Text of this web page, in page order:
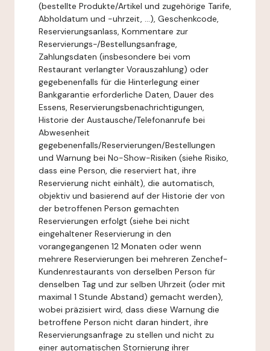
(bestellte Produkte/Artikel und zugehörige Tarife,
Abholdatum und -uhrzeit, ...), Geschenkcode,
Reservierungsanlass, Kommentare zur
Reservierungs-/Bestellungsanfrage,
Zahlungsdaten (insbesondere bei vom
Restaurant verlangter Vorauszahlung) oder
gegebenenfalls für die Hinterlegung einer
Bankgarantie erforderliche Daten, Dauer des
Essens, Reservierungsbenachrichtigungen,
Historie der Austausche/Telefonanrufe bei
Abwesenheit
gegebenenfalls/Reservierungen/Bestellungen
und Warnung bei No-Show-Risiken (siehe Risiko,
dass eine Person, die reserviert hat, ihre
Reservierung nicht einhält), die automatisch,
objektiv und basierend auf der Historie der von
der betroffenen Person gemachten
Reservierungen erfolgt (siehe bei nicht
eingehaltener Reservierung in den
vorangegangenen 12 Monaten oder wenn
mehrere Reservierungen bei mehreren Zenchef-
Kundenrestaurants von derselben Person für
denselben Tag und zur selben Uhrzeit (oder mit
maximal 1 Stunde Abstand) gemacht werden),
wobei präzisiert wird, dass diese Warnung die
betroffene Person nicht daran hindert, ihre
Reservierungsanfrage zu stellen und nicht zu
einer automatischen Stornierung ihrer